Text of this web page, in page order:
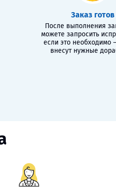
Заказ готов
После выполнения
можете запросить
если это необходимо
внесут нужные